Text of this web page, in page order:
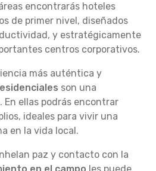
encontrarás hoteles
de primer nivel, diseñados
y estratégicamente
centros corporativos.
más auténtica y
son una
ellas podrás encontrar
ideales para vivir una
en la vida local.
paz y contacto con la